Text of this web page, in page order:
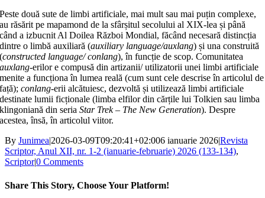
Peste două sute de limbi artificiale, mai mult sau mai puțin complexe,
au răsărit pe mapamond de la sfârșitul secolului al XIX-lea și până
când a izbucnit Al Doilea Război Mondial, făcând necesară distincția
dintre o limbă auxiliară (auxiliary language/auxlang) și una construită
(constructed language/ conlang), în funcție de scop. Comunitatea
auxlang-erilor e compusă din artizanii/ utilizatorii unei limbi artificiale
menite a funcționa în lumea reală (cum sunt cele descrise în articolul de
față);conlang-erii alcătuiesc, dezvoltă și utilizează limbi artificiale
destinate lumii ficționale (limba elfilor din cărțile lui Tolkien sau limba
klingoniană din seriaStar Trek – The New Generation). Despre
acestea, însă, în articolul viitor.
By Junimea|2026-03-09T09:20:41+02:006 ianuarie 2026|Revista
Scriptor, Anul XII, nr. 1-2 (ianuarie-februarie) 2026 (133-134),
Scriptor|0 Comments
Share This Story, Choose Your Platform!